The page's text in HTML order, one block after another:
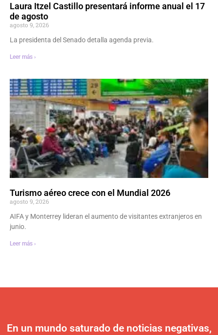
Laura Itzel Castillo presentará informe anual el 17
de agosto
agosto 9, 2026
La presidenta del Senado detalla agenda previa.
Leer más ›
Turismo aéreo crece con el Mundial 2026
agosto 9, 2026
AIFA y Monterrey lideran el aumento de visitantes extranjeros en
junio.
Leer más ›
En un mundo saturado de noticias negativas,